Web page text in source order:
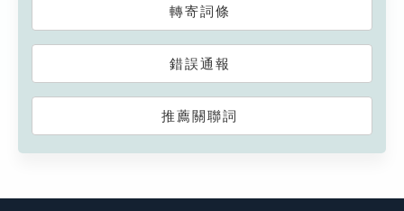
轉寄詞條
錯誤通報
推薦關聯詞